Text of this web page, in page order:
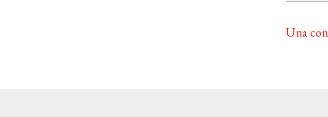
Una